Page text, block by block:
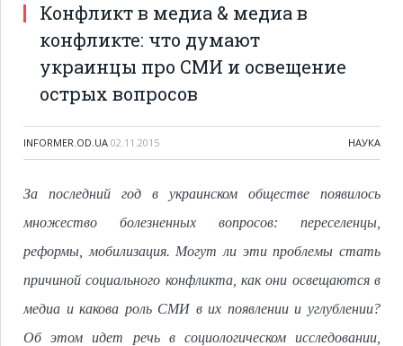
Конфликт в медиа & медиа в
конфликте: что думают
украинцы про СМИ и освещение
острых вопросов
INFORMER.OD.UA 02.11.2015 НАУКА
За последний год в украинском обществе появилось
множество болезненных вопросов: переселенцы,
реформы, мобилизация. Могут ли эти проблемы стать
причиной социального конфликта, как они освещаются в
медиа и какова роль СМИ в их появлении и углублении?
Об этом идет речь в социологическом исследовании,